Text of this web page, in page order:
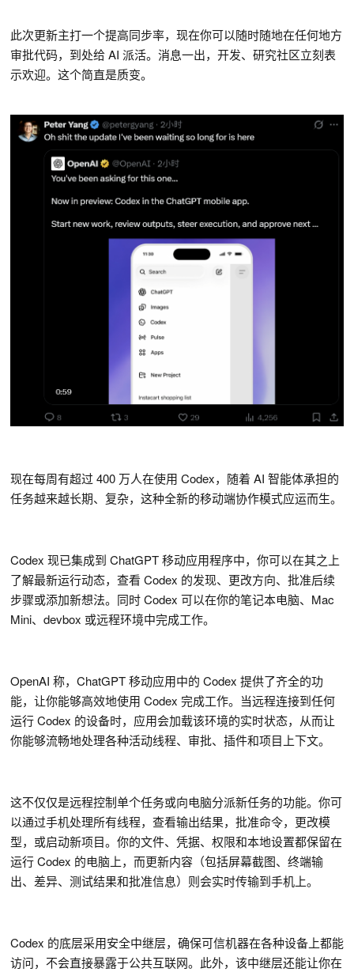
此次更新主打一个提高同步率，现在你可以随时随地在任何地方
审批代码，到处给 AI 派活。消息一出，开发、研究社区立刻表
示欢迎。这个简直是质变。
现在每周有超过 400 万人在使用 Codex，随着 AI 智能体承担的
任务越来越长期、复杂，这种全新的移动端协作模式应运而生。
Codex 现已集成到 ChatGPT 移动应用程序中，你可以在其之上
了解最新运行动态，查看 Codex 的发现、更改方向、批准后续
步骤或添加新想法。同时 Codex 可以在你的笔记本电脑、Mac
Mini、devbox 或远程环境中完成工作。
OpenAI 称，ChatGPT 移动应用中的 Codex 提供了齐全的功
能，让你能够高效地使用 Codex 完成工作。当远程连接到任何
运行 Codex 的设备时，应用会加载该环境的实时状态，从而让
你能够流畅地处理各种活动线程、审批、插件和项目上下文。
这不仅仅是远程控制单个任务或向电脑分派新任务的功能。你可
以通过手机处理所有线程，查看输出结果，批准命令，更改模
型，或启动新项目。你的文件、凭据、权限和本地设置都保留在
运行 Codex 的电脑上，而更新内容（包括屏幕截图、终端输
出、差异、测试结果和批准信息）则会实时传输到手机上。
Codex 的底层采用安全中继层，确保可信机器在各种设备上都能
访问，不会直接暴露于公共互联网。此外，该中继层还能让你在